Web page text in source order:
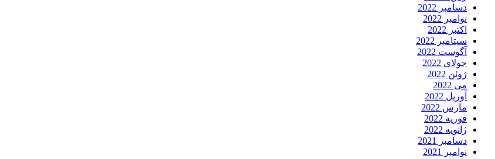
دسامبر 2022
نوامبر 2022
اکتبر 2022
سپتامبر 2022
آگوست 2022
جولای 2022
ژوئن 2022
می 2022
آوریل 2022
مارس 2022
فوریه 2022
ژانویه 2022
دسامبر 2021
نوامبر 2021